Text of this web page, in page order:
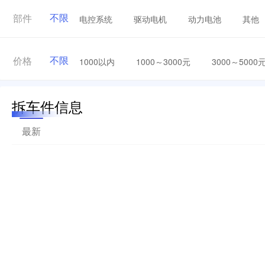
部件 不限 电控系统 驱动电机 动力电池 其他
价格 不限 1000以内 1000～3000元 3000～5000
拆车件信息
最新